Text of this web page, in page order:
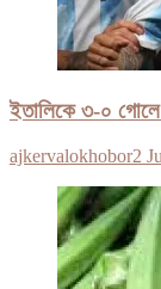
ইতালিকে ৩-০ গোলে
ajkervalokhobor2